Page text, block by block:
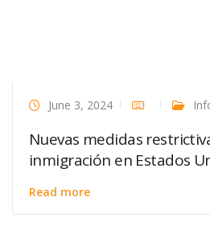
June 3, 2024
Nuevas medidas
inmigración en Estados
Read more